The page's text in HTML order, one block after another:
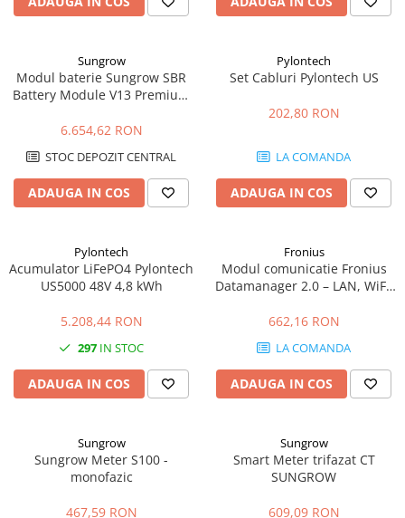
Sungrow
Modul baterie Sungrow SBR
Battery Module V13 Premium
6.654,62 RON
STOC DEPOZIT CENTRAL
ADAUGA IN COS
Pylontech
Set Cabluri Pylontech US
202,80 RON
LA COMANDA
ADAUGA IN COS
Pylontech
Acumulator LiFePO4 Pylontech
US5000 48V 4,8 kWh
5.208,44 RON
297 IN STOC
ADAUGA IN COS
Fronius
Modul comunicatie Fronius
Datamanager 2.0 – LAN, WiFi,
662,16 RON
LA COMANDA
ADAUGA IN COS
Sungrow
Sungrow Meter S100 -
monofazic
467,59 RON
Sungrow
Smart Meter trifazat CT
SUNGROW
609,09 RON